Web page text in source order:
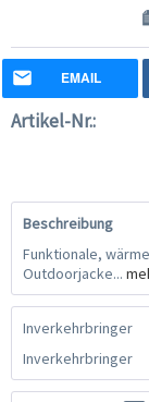
EMAIL
Artikel-Nr.:
Beschreibung
Funktionale,
Outdoorjacke...
Inverkehrbringer
Inverkehrbringer